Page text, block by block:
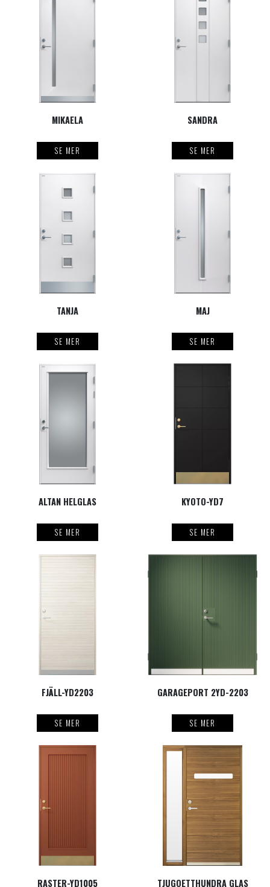
MIKAELA
SE MER
SANDRA
SE MER
TANJA
SE MER
MAJ
SE MER
ALTAN HELGLAS
SE MER
KYOTO-YD7
SE MER
FJÄLL-YD2203
SE MER
GARAGEPORT 2YD-2203
SE MER
RASTER-YD1005 TJUGOETTHUNDRA GLAS